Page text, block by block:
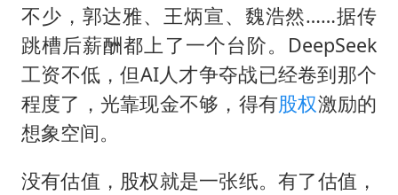
不少，郭达雅、王炳宣、魏浩然……据传
跳槽后薪酬都上了一个台阶。DeepSeek
工资不低，但AI人才争夺战已经卷到那个
程度了，光靠现金不够，得有股权激励的
想象空间。
没有估值，股权就是一张纸。有了估值，